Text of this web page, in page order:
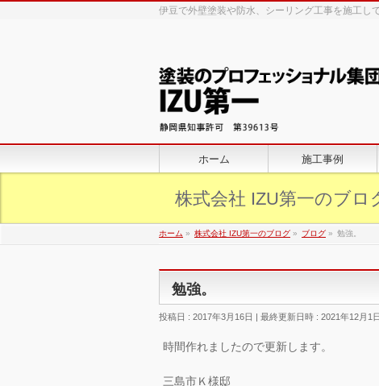
伊豆で外壁塗装や防水、シーリング工事を施工し
ホーム 施工事例
株式会社 IZU第一のブロ
ホーム » 株式会社 IZU第一のブログ » ブログ » 勉強。
勉強。
投稿日 : 2017年3月16日 最終更新日時 : 2021年12月1日
時間作れましたので更新します。
三島市Ｋ様邸